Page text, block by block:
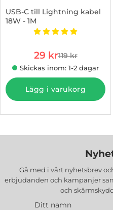
USB-C till Lightning kabel
18W - 1M
Art. nr 1002850240Betyg: 5 stjärnor
rea pris
29 krtidigare pris
119 kr
Skickas inom: 1-2 dagar
Lägg i varukorg
Gå med i vårt nyhetsbrev
erbjudanden och kampanjer
och
Ditt namn